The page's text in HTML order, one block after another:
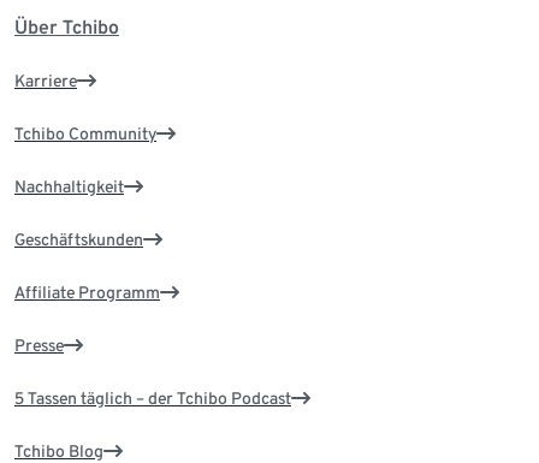
Über Tchibo
Karriere
Tchibo Community
Nachhaltigkeit
Geschäftskunden
Affiliate Programm
Presse
5 Tassen täglich – der Tchibo Podcast
Tchibo Blog